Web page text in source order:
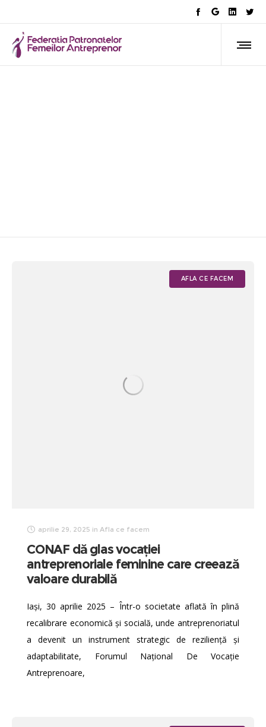
AFLA CE FACEM
aprilie 29, 2025 in Afla ce facem
CONAF dă glas vocației
antreprenoriale feminine care creează
valoare durabilă
Iași, 30 aprilie 2025 – Într-o societate aflată în plină
recalibrare economică și socială, unde antreprenoriatul
a devenit un instrument strategic de reziliență și
adaptabilitate, Forumul Național De Vocație
Antreprenoare,